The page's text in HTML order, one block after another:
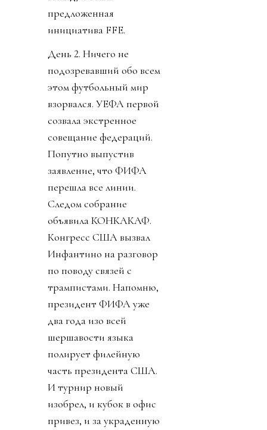
предложенная
инициатива FFE.
День 2. Ничего не
подозревавший обо всем
этом футбольный мир
взорвался. УЕФА первой
созвала экстренное
совещание федераций.
Попутно выпустив
заявление, что ФИФА
перешла все линии.
Следом собрание
объявила КОНКАКАФ.
Конгресс США вызвал
Инфантино на разговор
по поводу связей с
трампистами. Напомню,
президент ФИФА уже
два года изо всей
шершавости языка
полирует филейную
часть президента США.
И турнир новый
изобрел, и кубок в офис
привез, и за украденную